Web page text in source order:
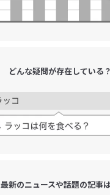
どんな疑問が存在している？
最新のニュースや話題の記事